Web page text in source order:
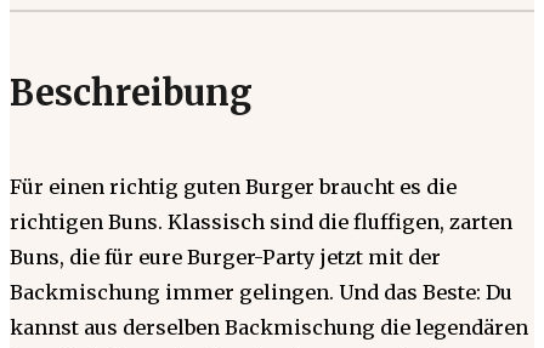
Beschreibung
Für einen richtig guten Burger braucht es die
richtigen Buns. Klassisch sind die fluffigen, zarten
Buns, die für eure Burger-Party jetzt mit der
Backmischung immer gelingen. Und das Beste: Du
kannst aus derselben Backmischung die legendären